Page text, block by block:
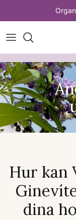
Hoppa till innehåll
Hur kan
dina